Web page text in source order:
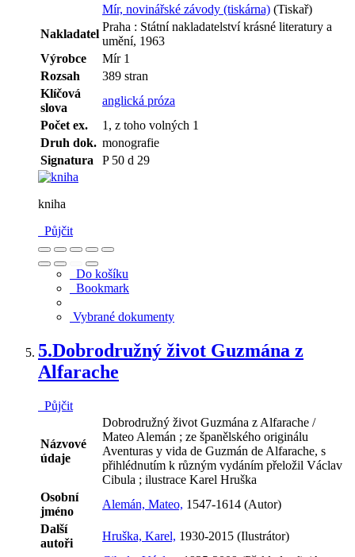
Mír, novinářské závody (tiskárna) (Tiskař)
Nakladatel
Praha : Státní nakladatelství krásné literatury a
umění, 1963
Výrobce
Mír 1
Rozsah
389 stran
Klíčová
slova
anglická próza
Počet ex.
1, z toho volných 1
Druh dok. monografie
Signatura
P 50 d 29
kniha
Půjčit
Do košíku
Bookmark
Vybrané dokumenty
5.Dobrodružný život Guzmána z
Alfarache
Půjčit
Názvové
údaje
Dobrodružný život Guzmána z Alfarache /
Mateo Alemán ; ze španělského originálu
Aventuras y vida de Guzmán de Alfarache, s
přihlédnutím k různým vydáním přeložil Václav
Cibula ; ilustrace Karel Hruška
Osobní
jméno
Alemán, Mateo, 1547-1614 (Autor)
Další
autoři
Hruška, Karel, 1930-2015 (Ilustrátor)